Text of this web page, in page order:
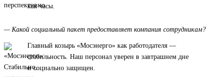
как часы.
— Какой социальный пакет предоставляет компания сотрудникам?
Главный козырь «Мосэнерго» как работодателя —
стабильность. Наш персонал уверен в завтрашнем дне
и социально защищен.